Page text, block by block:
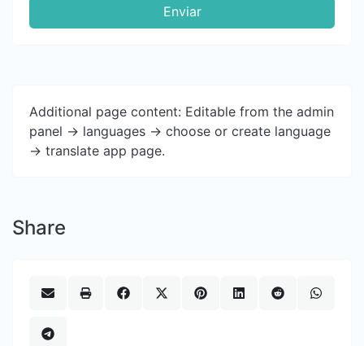
Enviar
Additional page content: Editable from the admin
panel -> languages -> choose or create language
-> translate app page.
Share